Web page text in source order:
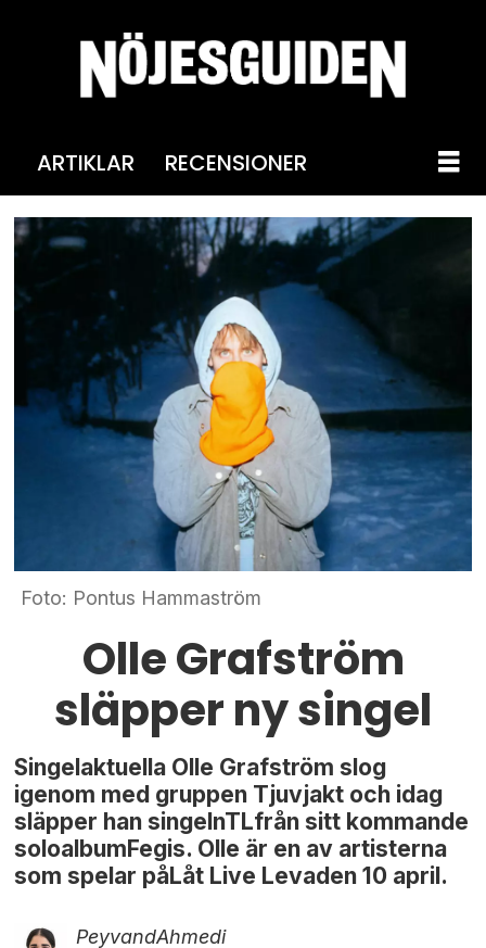
ARTIKLAR RECENSIONER
Foto: Pontus Hammaström
Olle Grafström
släpper ny singel
Singelaktuella Olle Grafström slog
igenom med gruppen Tjuvjakt och idag
släpper han singelnTLfrån sitt kommande
soloalbumFegis. Olle är en av artisterna
som spelar påLåt Live Levaden 10 april.
PeyvandAhmedi